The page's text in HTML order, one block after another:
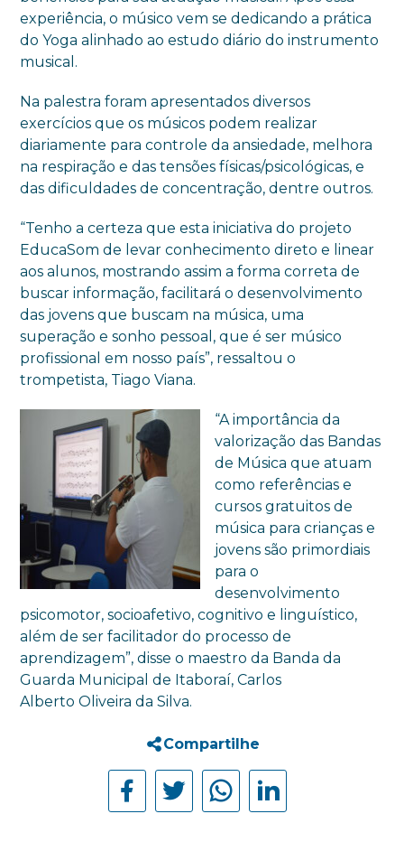
experiência, o músico vem se dedicando a prática
do Yoga alinhado ao estudo diário do instrumento
musical.
Na palestra foram apresentados diversos
exercícios que os músicos podem realizar
diariamente para controle da ansiedade, melhora
na respiração e das tensões físicas/psicológicas, e
das dificuldades de concentração, dentre outros.
“Tenho a certeza que esta iniciativa do projeto
EducaSom de levar conhecimento direto e linear
aos alunos, mostrando assim a forma correta de
buscar informação, facilitará o desenvolvimento
das jovens que buscam na música, uma
superação e sonho pessoal, que é ser músico
profissional em nosso país”, ressaltou o
trompetista, Tiago Viana.
“A importância da
valorização das Bandas
de Música que atuam
como referências e
cursos gratuitos de
música para crianças e
jovens são primordiais
para o
desenvolvimento
psicomotor, socioafetivo, cognitivo e linguístico,
além de ser facilitador do processo de
aprendizagem”, disse o maestro da Banda da
Guarda Municipal de Itaboraí, Carlos
Alberto Oliveira da Silva.
Compartilhe